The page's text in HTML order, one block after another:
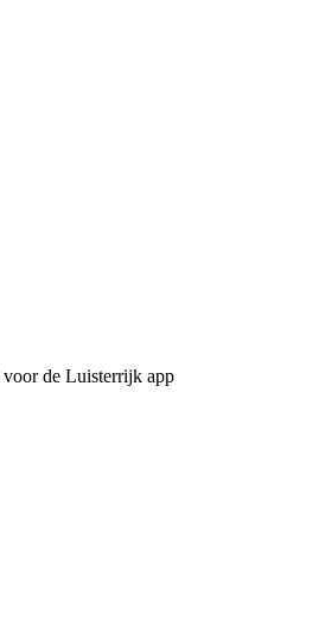
de Luisterrijk app